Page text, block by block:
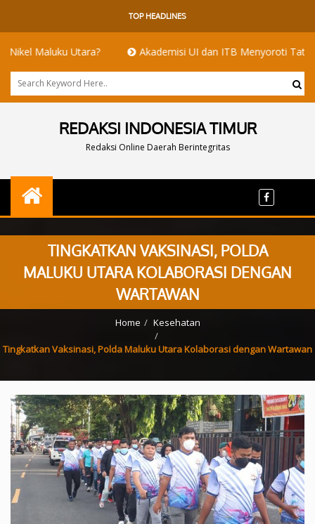
TOP HEADLINES
Utara? Akademisi UI dan ITB Menyoroti Tata Kelola
REDAKSI INDONESIA TIMUR
Redaksi Online Daerah Berintegritas
TINGKATKAN VAKSINASI, POLDA
MALUKU UTARA KOLABORASI DENGAN
WARTAWAN
Home Kesehatan
Tingkatkan Vaksinasi, Polda Maluku Utara Kolaborasi dengan Wartawan